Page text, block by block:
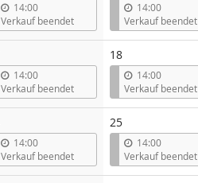
14:00
Verkauf beendet
14:00
Verkauf beendet
14:00
Verkauf beendet
18
14:00
Verkauf beendet
14:00
Verkauf beendet
25
14:00
Verkauf beendet